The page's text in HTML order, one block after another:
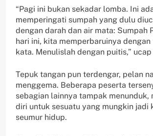
“Pagi ini bukan sekadar lomba. Ini
memperingati sumpah yang dulu
dengan darah dan air mata: Sumpah
hari ini, kita memperbaruinya
kata. Menulislah dengan puitis,” ucap
Tepuk tangan pun terdengar, pelan
menggema. Beberapa peserta
sebagian lainnya tampak menunduk,
diri untuk sesuatu yang mungkin jadi
seumur hidup.